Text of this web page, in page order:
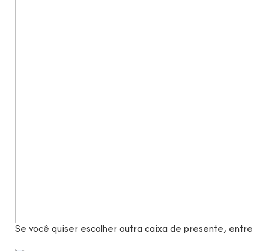
Se você quiser escolher outra caixa de presente, entre